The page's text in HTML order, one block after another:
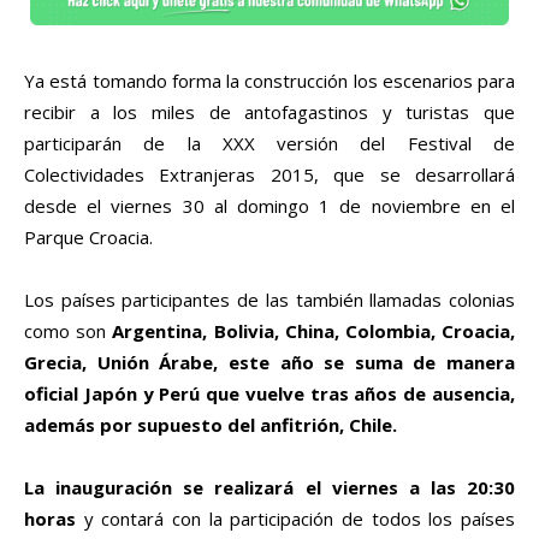
Ya está tomando forma la construcción los escenarios para
recibir a los miles de antofagastinos y turistas que
participarán de la XXX versión del Festival de
Colectividades Extranjeras 2015, que se desarrollará
desde el viernes 30 al domingo 1 de noviembre en el
Parque Croacia.
Los países participantes de las también llamadas colonias
como sonArgentina, Bolivia, China, Colombia, Croacia,
Grecia, Unión Árabe, este año se suma de manera
oficial Japón y Perú que vuelve tras años de ausencia,
además por supuesto del anfitrión, Chile.
La inauguración se realizará el viernes a las 20:30
horas y contará con la participación de todos los países